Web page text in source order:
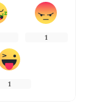
1
1